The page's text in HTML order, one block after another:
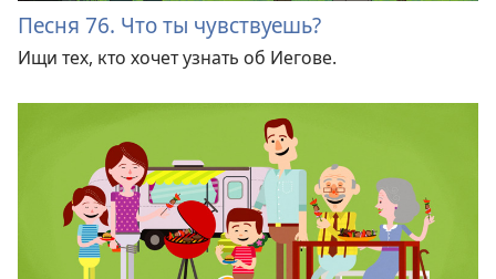
Песня 76. Что ты чувствуешь?
Ищи тех, кто хочет узнать об Иегове.